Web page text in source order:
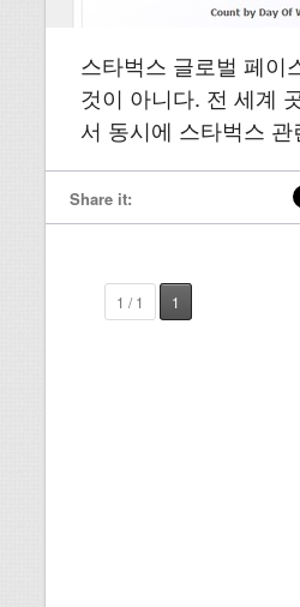
스타벅스 글로벌 페이
것이 아니다. 전 세계
서 동시에 스타벅스
Share it:
1 / 1 1